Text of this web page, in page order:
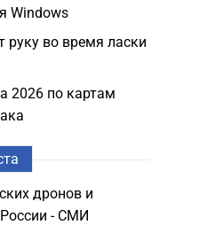
Windows
руку во время ласки
2026 по картам
дронов и
России - СМИ